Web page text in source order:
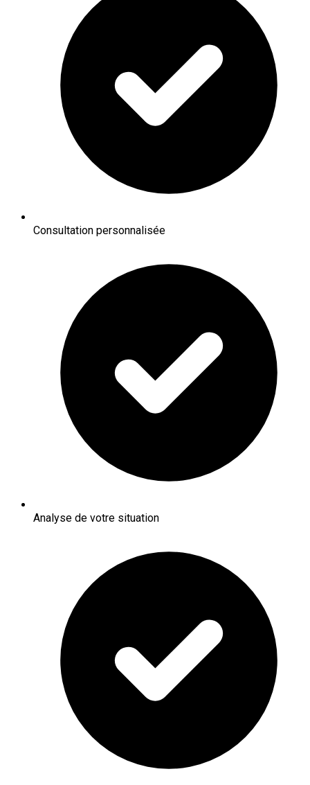
Consultation personnalisée
Analyse de votre situation